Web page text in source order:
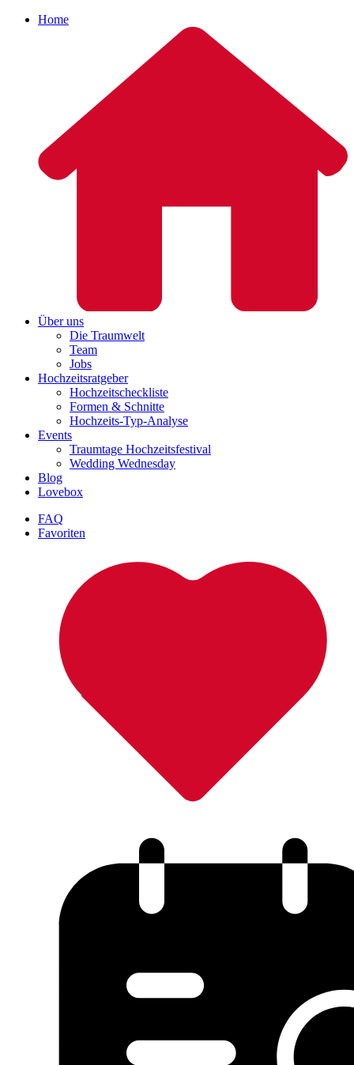
Home
Über uns
Die Traumwelt
Team
Jobs
Hochzeitsratgeber
Hochzeitscheckliste
Formen & Schnitte
Hochzeits-Typ-Analyse
Events
Traumtage Hochzeitsfestival
Wedding Wednesday
Blog
Lovebox
FAQ
Favoriten